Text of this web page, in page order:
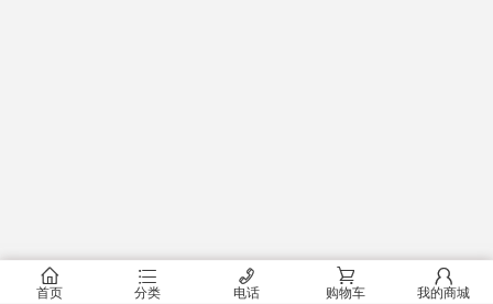
󰂠
首页
󰂦
分类
󰄫
电话
󰂟
购物车
󰂢
我的商城